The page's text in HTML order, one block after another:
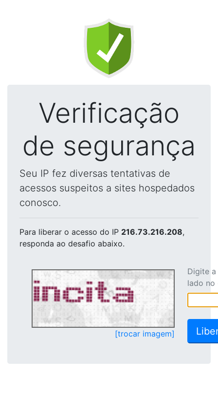
Verificação
de segurança
Seu IP fez diversas tentativas de
acessos suspeitos a sites hospedados
conosco.
Para liberar o acesso do IP 216.73.216.208,
responda ao desafio abaixo.
[trocar imagem]
Digite
lado no